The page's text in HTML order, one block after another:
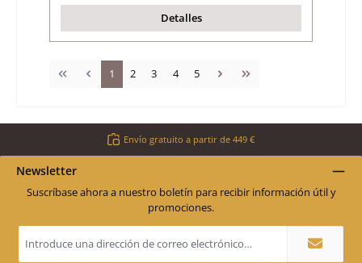
Detalles
Página
1 Página
2 Página
3 Página
4 Página
5
Envío gratuito a partir de 449 €
Newsletter
Suscríbase ahora a nuestro boletín para recibir información útil y
promociones.
de